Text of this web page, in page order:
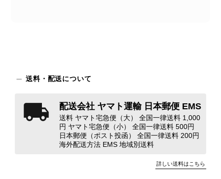
ではなかったため、ショックも大きかったです。 私は今後こちら
ないよう、商品の状態をより正確に記載し、見えない部分も含め
て写真や説明で分かるよう改善していただきたいです。
この度は、楽しみにお待ちいただいた
念な思いをおかけしましたこと、心よ
送料・配送について
配送会社 ヤマト運輸 日本郵便 EMS
送料 ヤマト宅急便（大） 全国一律送料 1,000
円 ヤマト宅急便（小） 全国一律送料 500円
日本郵便（ポスト投函） 全国一律送料 200円
海外配送方法 EMS 地域別送料
詳しい送料はこちら